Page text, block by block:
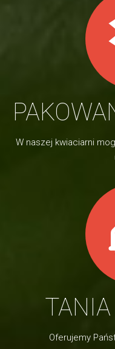
W naszej kwiaciarni
Oferujemy